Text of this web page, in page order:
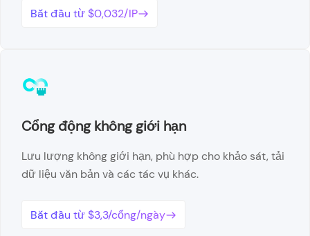
Bắt đầu từ $0,032/IP
Cổng động không giới hạn
Lưu lượng không giới hạn, phù hợp cho khảo sát, tải
dữ liệu văn bản và các tác vụ khác.
Bắt đầu từ $3,3/cổng/ngày